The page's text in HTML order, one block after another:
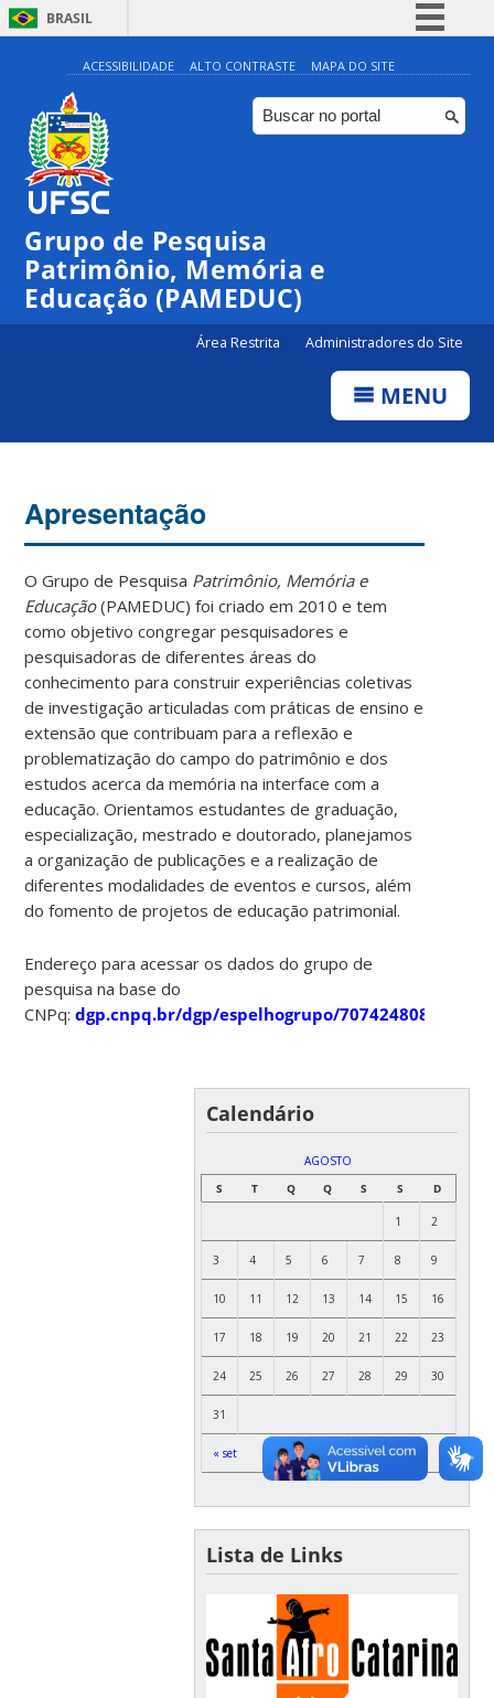
BRASIL
Simplifique!
Comunica BR
Participe
ACESSIBILIDADE ALTO CONTRASTE MAPA DO SITE
Grupo de Pesquisa
Patrimônio, Memória e
Educação (PAMEDUC)
Área Restrita Administradores do Site
MENU
Apresentação
O Grupo de Pesquisa Patrimônio, Memória e
Educação(PAMEDUC) foi criado em 2010 e tem
como objetivo congregar pesquisadores e
pesquisadoras de diferentes áreas do
conhecimento para construir experiências coletivas
de investigação articuladas com práticas de ensino e
extensão que contribuam para a reflexão e
problematização do campo do patrimônio e dos
estudos acerca da memória na interface com a
educação. Orientamos estudantes de graduação,
especialização, mestrado e doutorado, planejamos
a organização de publicações e a realização de
diferentes modalidades de eventos e cursos, além
do fomento de projetos de educação patrimonial.
Endereço para acessar os dados do grupo de
pesquisa na base do
CNPq:dgp.cnpq.br/dgp/espelhogrupo/
Calendário
AGOSTO
S
T Q Q S S D
« set
1 2
3 4 5 6 7 8 9
10 11 12 13 14 15 16
17 18 19 20 21 22 23
24 25 26 27 28 29 30
31
Lista de Links